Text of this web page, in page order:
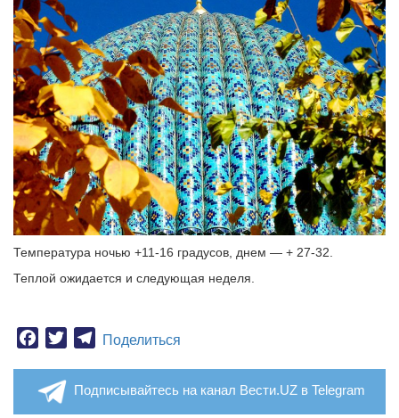
Температура ночью +11-16 градусов, днем — + 27-32.
Теплой ожидается и следующая неделя.
Facebook
TwitterTelegram
Поделиться
Подписывайтесь на канал Вести.UZ в Telegram